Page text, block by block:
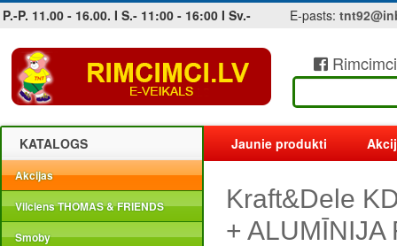
P.-P. 11.00 - 16.00. I S.- 11:00 - 16:00 I Sv.- E-pasts:
Jobs at sea and maritime vacancies
KATALOGS
Akcijas
Vilciens THOMAS & FRIENDS
Smoby
Jaunie produkti
Kraft&Dele
+ ALUMĪNIJA